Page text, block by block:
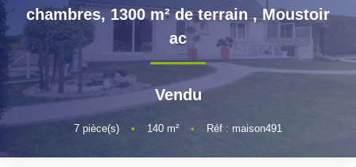
ESTIMER
L'AGENCE
chambres, 1300 m² de terrain,Moustoir
ac
Vendu
7 pièce(s) • 140 m² • Réf : maison491